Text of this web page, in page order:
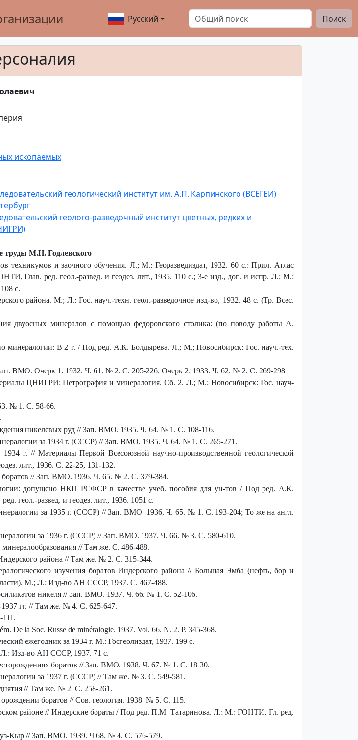
Русский Поиск
ископаемых
геологический институт им. А.П. Карпинского (ВСЕГЕИ)
геолого-разведочный институт цветных, редких и
труды М.Н. Годлевского
техникумов и заочного обучения. Л.; М.: Георазведиздат, 1932. 60 с.: Прил. Атлас
Глав. ред. геол.-развед. и геодез. лит., 1935. 110 с.; 3-е изд., доп. и испр. Л.; М.:
с.
района. М.; Л.: Гос. науч.-техн. геол.-разведочное изд-во, 1932. 48 с. (Тр. Всес.
двуосных минералов с помощью федоровского столика: (по поводу работы A.
минералогии: В 2 т. / Под ред. А.К. Болдырева. Л.; М.; Новосибирск: Гос. науч.-тех.
ВМО. Очерк 1: 1932. Ч. 61. № 2. С. 205-226; Очерк 2: 1933. Ч. 62. № 2. С. 269-298.
ЦНИГРИ: Петрография и минералогия. Сб. 2. Л.; М.; Новосибирск: Гос. науч-
№ 1. С. 58-66.
никелевых руд // Зап. ВМО. 1935. Ч. 64. № 1. С. 108-116.
за 1934 г. (СССР) // Зап. ВМО. 1935. Ч. 64. № 1. С. 265-271.
г. // Материалы Первой Всесоюзной научно-производственной геологической
лит., 1936. С. 22-25, 131-132.
боратов // Зап. ВМО. 1936. Ч. 65. № 2. С. 379-384.
допущено НКП РСФСР в качестве учеб. пособия для ун-тов / Под ред. А.К.
геол.-развед. и геодез. лит., 1936. 1051 с.
за 1935 г. (СССР) // Зап. ВМО. 1936. Ч. 65. № 1. С. 193-204; То же на англ.
за 1936 г. (СССР) // Зап. ВМО. 1937. Ч. 66. № 3. С. 580-610.
// Там же. С. 486-488.
района // Там же. № 2. С. 315-344.
изучения боратов Индерского района // Большая Эмба (нефть, бор и
М.; Л.: Изд-во АН СССР, 1937. С. 467-488.
никеля // Зап. ВМО. 1937. Ч. 66. № 1. С. 52-106.
гг. // Там же. № 4. С. 625-647.
De la Soc. Russe de minéralogie. 1937. Vol. 66. N. 2. P. 345-368.
ежегодник за 1934 г. М.: Госгеолиздат, 1937. 199 с.
Л.: Изд-во АН СССР, 1937. 71 с.
боратов // Зап. ВМО. 1938. Ч. 67. № 1. С. 18-30.
за 1937 г. (СССР) // Там же. № 3. С. 549-581.
// Там же. № 2. С. 258-261.
боратов // Сов. геология. 1938. № 5. С. 115.
районе // Индерские бораты / Под ред. П.М. Татаринова. Л.; М.: ГОНТИ, Гл. ред.
Кыр // Зап. ВМО. 1939. Ч 68. № 4. С. 576-579.